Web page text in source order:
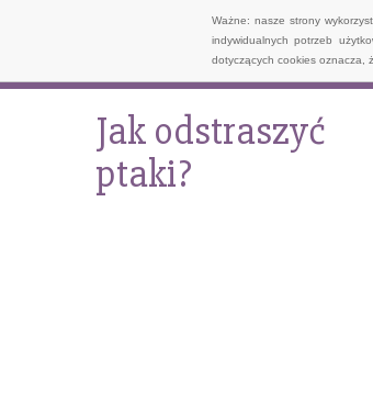
Ważne: nasze strony
indywidualnych potrzeb
dotyczących cookies oznacza,
Jak odstraszyć
ptaki?